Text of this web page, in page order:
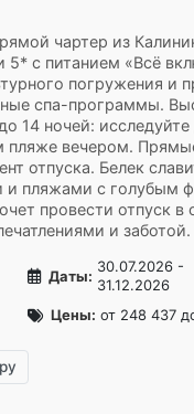
чартер из
с питанием «Всё
погружения и
спа-программы.
14 ночей:
вечером.
отпуска. Белек
пляжами с голубым
провести отпуск в
и заботой.
Даты:
30.07.2026 -
31.12.2026
Цены: от 248 437